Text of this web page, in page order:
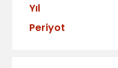
Yıl
Periyot